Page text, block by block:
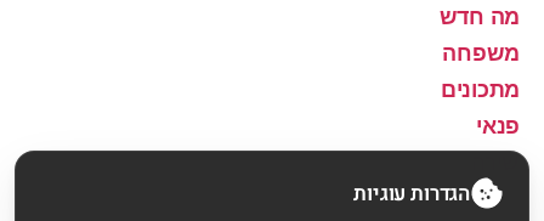
מה חדש
משפחה
מתכונים
פנאי
הגדרות עוגיות